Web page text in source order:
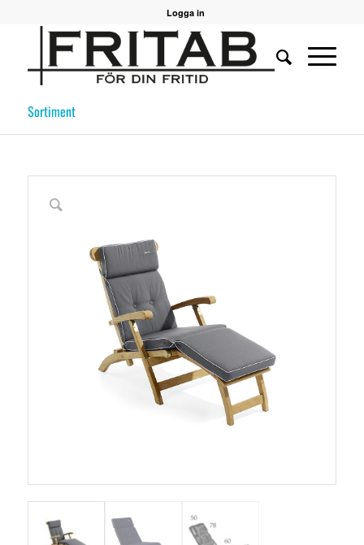
Logga in
Sortiment